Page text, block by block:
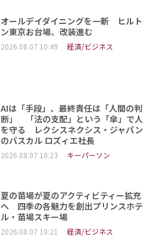
オールデイダイニングを一新 ヒルト
ン東京お台場、改装進む
2026.08.07 10:49 経済/ビジネス
AIは「手段」、最終責任は「人間の判
断」 「法の支配」という「傘」で人
を守る レクシスネクシス・ジャパン
のパスカル ロズィエ社長
2026.08.07 10:23 キーパーソン
夏の苗場が夏のアクティビティー拡充
へ 四季の各魅力を創出プリンスホテ
ル・苗場スキー場
2026.08.07 10:21 経済/ビジネス